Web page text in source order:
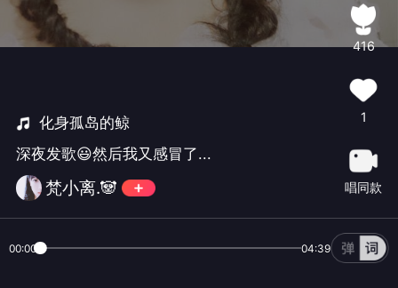
化身孤岛的鲸
深夜发歌😃然后我又感冒了...
梵小离.🐼
416
1
唱同款
00:00 04:39